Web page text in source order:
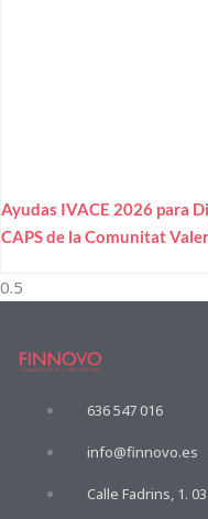
Ayudas IVACE 2026 para
CAPS de la Comunitat
636 547 016
info@finnovo.es
Calle Fadrins, 1.